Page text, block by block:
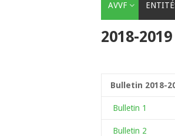
AVVF
2018-2019
Bulletin 2018-
Bulletin 1
Bulletin 2